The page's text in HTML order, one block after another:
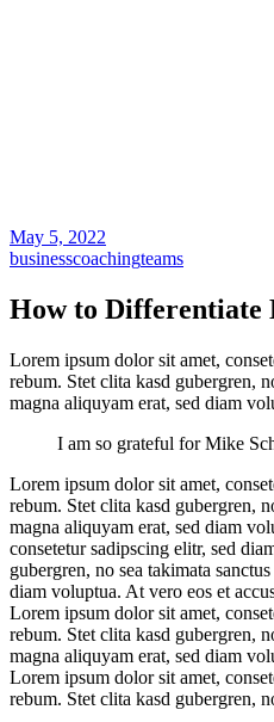
May 5, 2022
businesscoachingteams
How to Differentiate
Lorem ipsum dolor sit amet,
rebum. Stet clita kasd gubergren,
magna aliquyam erat, sed diam
I am so grateful for Mike
Lorem ipsum dolor sit amet,
rebum. Stet clita kasd gubergren,
magna aliquyam erat, sed diam
consetetur sadipscing elitr, sed
gubergren, no sea takimata
diam voluptua. At vero eos et
Lorem ipsum dolor sit amet,
rebum. Stet clita kasd gubergren,
magna aliquyam erat, sed diam
Lorem ipsum dolor sit amet,
rebum. Stet clita kasd gubergren,